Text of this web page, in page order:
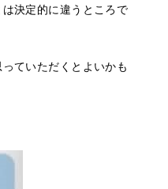
決定的に違うところで
ていただくとよいかも